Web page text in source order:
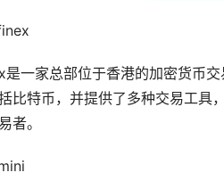
一家总部位于香港的加密货币
比特币，并提供了多种交易工具
者。